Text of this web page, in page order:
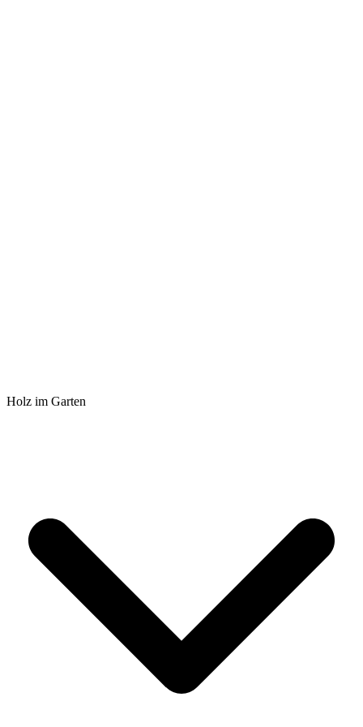
Holz im Garten